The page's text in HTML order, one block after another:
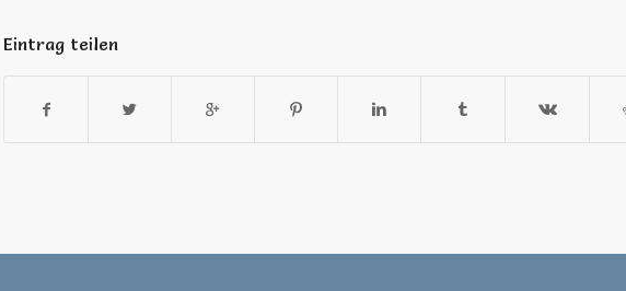
Eintrag teilen